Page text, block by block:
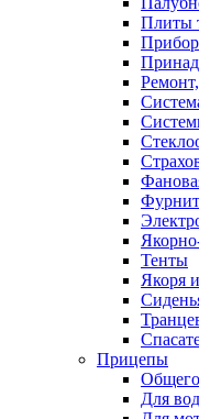
Плиты
Тенты
Якоря
Прицепы
Общего
Для